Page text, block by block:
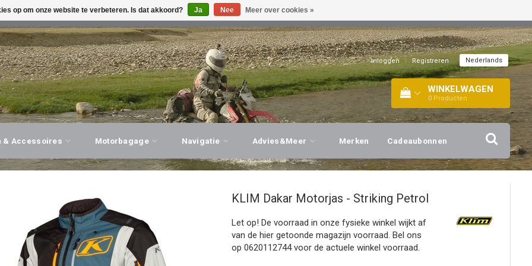
ADVIES, PERSOONLIJKE SERVICE! BEZOEK ONZE WINKEL!
Inloggen | Registreren Nederlands
WINKELWAGEN
0 Producten
& Accessoires Motorbagage Navigatie Advies&Meer Merken Cadeaubonnen
KLIM Dakar Motorjas - Striking Petrol
Let op! De voorraad in onze fysieke winkel wijkt af
van de hier getoonde magazijn voorraad. Bel ons
op 0620112744 voor de actuele winkel voorraad.
op om onze website te verbeteren. Is dat akkoord? Ja Nee Meer over cookies »